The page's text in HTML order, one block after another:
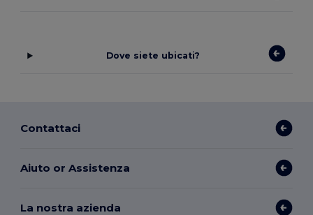
Dove siete ubicati?
Contattaci
Aiuto or Assistenza
La nostra azienda